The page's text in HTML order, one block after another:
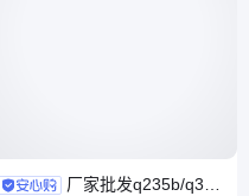
厂家批发q235b/q345